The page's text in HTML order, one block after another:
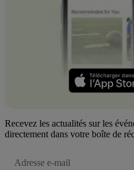
Recevez les actualités sur les
directement dans votre boîte de
e-